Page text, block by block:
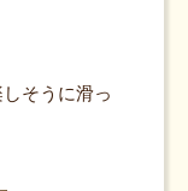
そうに滑っ